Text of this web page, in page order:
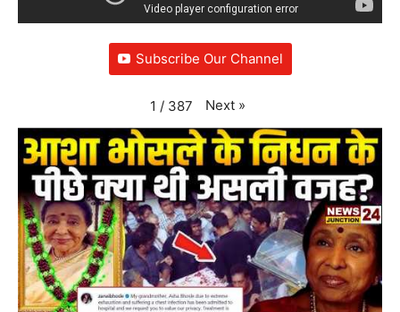
Subscribe Our Channel
1 / 387 Next »